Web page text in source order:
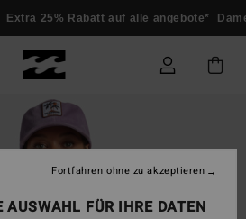
Extra 25% Rabatt auf alle angebote*
AUSWAHL FÜR IHRE DATEN
Fortfahren ohne zu akzeptieren